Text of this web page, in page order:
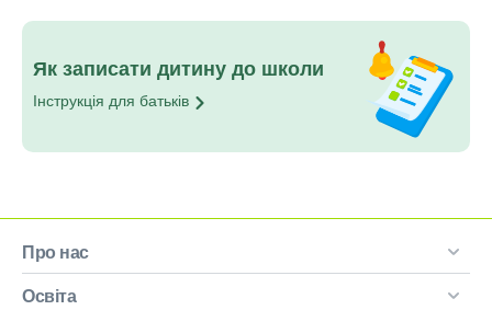
Як записати дитину до школи
Інструкція для батьків
Про нас
Освіта